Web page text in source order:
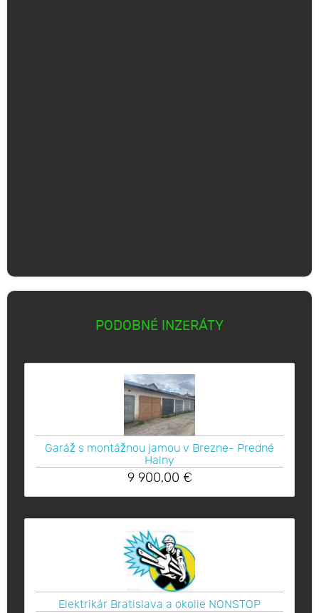
PODOBNÉ INZERÁTY
Garáž s montážnou jamou v Brezne- Predné
Halny
9 900,00 €
Elektrikár Bratislava a okolie NONSTOP